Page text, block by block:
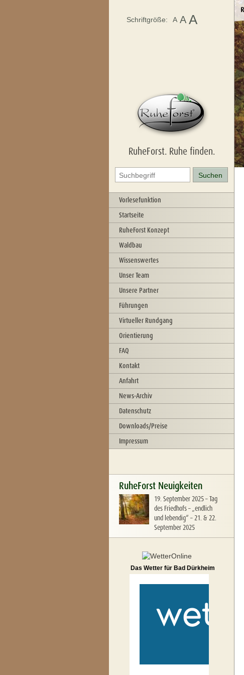
RuheForst. Ruhe finden.
Vorlesefunktion
Startseite
RuheForst Konzept
Waldbau
Wissenswertes
Unser Team
Unsere Partner
Führungen
Virtueller Rundgang
Orientierung
FAQ
Kontakt
Anfahrt
News-Archiv
Datenschutz
Downloads/Preise
Impressum
RuheForst Neuigkeiten
19. September 2025–Tag
des Friedhofs – „endlich
und lebendig“ – 21. & 22.
September 2025
Schriftgröße: A A A
Das Wetter für Bad Dürkheim